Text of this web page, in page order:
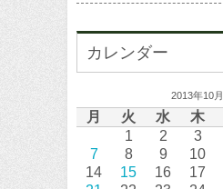
カレンダー
2013年10月
月 火 水 木
1 2 3
7
8 9 10
14
15 16 17